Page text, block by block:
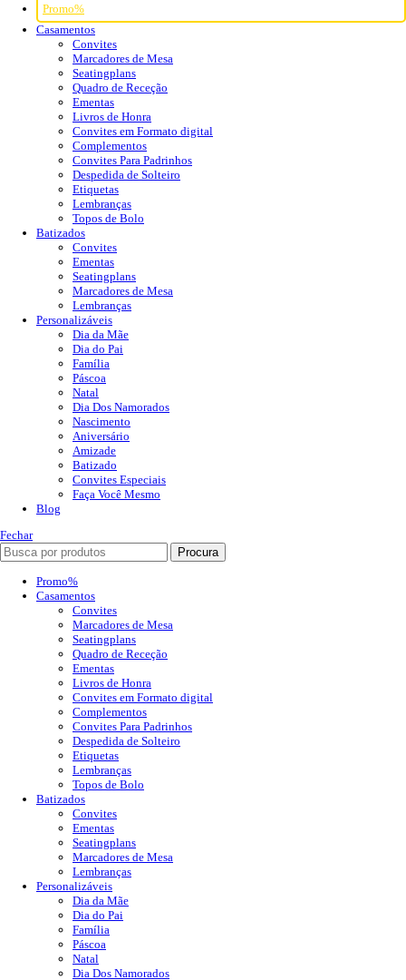
Promo%
Casamentos
Convites
Marcadores de Mesa
Seatingplans
Quadro de Receção
Ementas
Livros de Honra
Convites em Formato digital
Complementos
Convites Para Padrinhos
Despedida de Solteiro
Etiquetas
Lembranças
Topos de Bolo
Batizados
Convites
Ementas
Seatingplans
Marcadores de Mesa
Lembranças
Personalizáveis
Dia da Mãe
Dia do Pai
Família
Páscoa
Natal
Dia Dos Namorados
Nascimento
Aniversário
Amizade
Batizado
Convites Especiais
Faça Você Mesmo
Blog
Fechar
Procura
Promo%
Casamentos
Convites
Marcadores de Mesa
Seatingplans
Quadro de Receção
Ementas
Livros de Honra
Convites em Formato digital
Complementos
Convites Para Padrinhos
Despedida de Solteiro
Etiquetas
Lembranças
Topos de Bolo
Batizados
Convites
Ementas
Seatingplans
Marcadores de Mesa
Lembranças
Personalizáveis
Dia da Mãe
Dia do Pai
Família
Páscoa
Natal
Dia Dos Namorados